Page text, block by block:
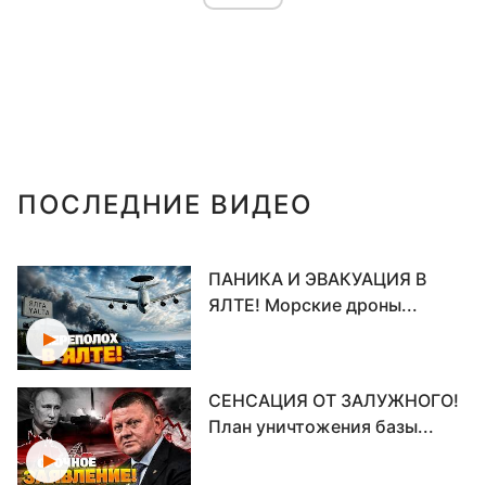
ПОСЛЕДНИЕ ВИДЕО
ПАНИКА И ЭВАКУАЦИЯ В
ЯЛТЕ! Морские дроны...
СЕНСАЦИЯ ОТ ЗАЛУЖНОГО!
План уничтожения базы...